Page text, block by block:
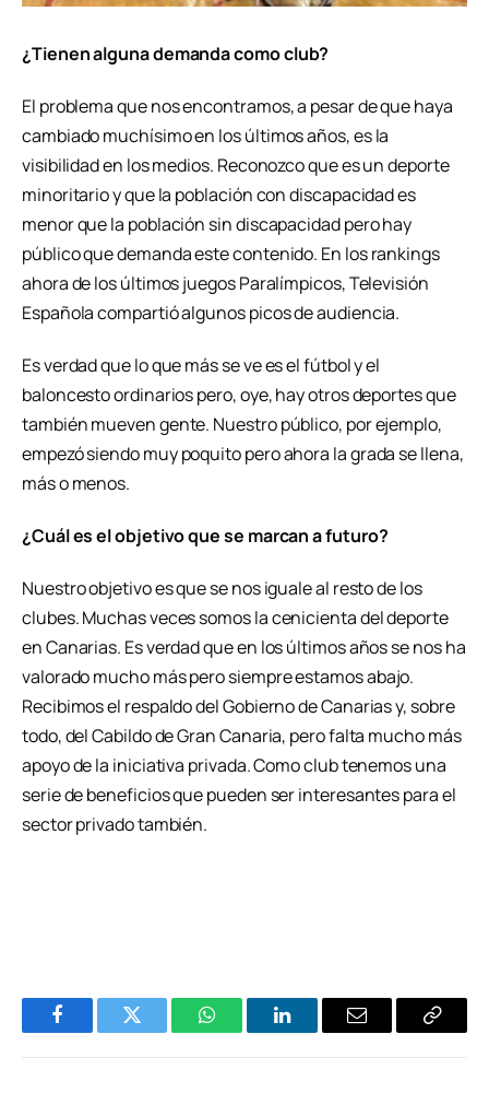
¿Tienen alguna demanda como club?
El problema que nos encontramos, a pesar de que haya
cambiado muchísimo en los últimos años, es la
visibilidad en los medios. Reconozco que es un deporte
minoritario y que la población con discapacidad es
menor que la población sin discapacidad pero hay
público que demanda este contenido. En los rankings
ahora de los últimos juegos Paralímpicos, Televisión
Española compartió algunos picos de audiencia.
Es verdad que lo que más se ve es el fútbol y el
baloncesto ordinarios pero, oye, hay otros deportes que
también mueven gente. Nuestro público, por ejemplo,
empezó siendo muy poquito pero ahora la grada se llena,
más o menos.
¿Cuál es el objetivo que se marcan a futuro?
Nuestro objetivo es que se nos iguale al resto de los
clubes. Muchas veces somos la cenicienta del deporte
en Canarias. Es verdad que en los últimos años se nos ha
valorado mucho más pero siempre estamos abajo.
Recibimos el respaldo del Gobierno de Canarias y, sobre
todo, del Cabildo de Gran Canaria, pero falta mucho más
apoyo de la iniciativa privada. Como club tenemos una
serie de beneficios que pueden ser interesantes para el
sector privado también.
FacebookTwitter WhatsAppLinkedInEmail
Copiar